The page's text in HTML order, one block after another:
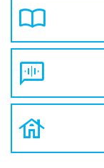
import_contacts
voice_chat
house